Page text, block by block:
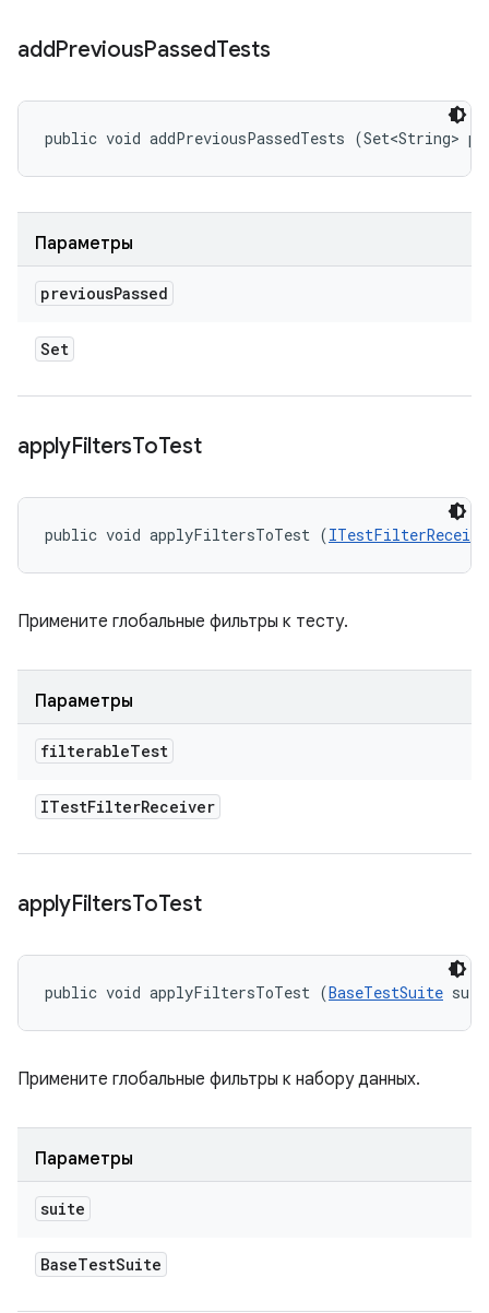
addPreviousPassedTests
public void addPreviousPassedTests (Set<String>
Параметры
previousPassed
Set
applyFiltersToTest
public void applyFiltersToTest (
Примените глобальные фильтры к тесту.
Параметры
filterableTest
ITestFilterReceiver
applyFiltersToTest
public void applyFiltersToTest (BaseTestSuite
Примените глобальные фильтры к набору данных.
Параметры
suite
BaseTestSuite